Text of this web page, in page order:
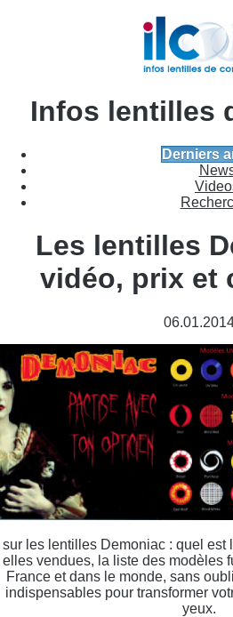
Infos lentilles
Derniers
Les lentilles
vidéo, prix et
sur les lentilles Demoniac : quel est
elles vendues, la liste des modèles
France et dans le monde, sans
indispensables pour transformer
yeux.